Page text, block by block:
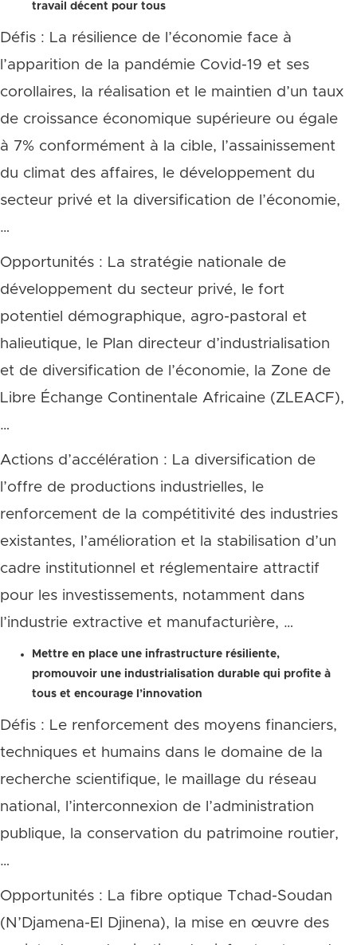
travail décent pour tous
Défis : La résilience de l’économie face à
l’apparition de la pandémie Covid-19 et ses
corollaires, la réalisation et le maintien d’un taux
de croissance économique supérieure ou égale
à 7% conformément à la cible, l’assainissement
du climat des affaires, le développement du
secteur privé et la diversification de l’économie,
…
Opportunités : La stratégie nationale de
développement du secteur privé, le fort
potentiel démographique, agro-pastoral et
halieutique, le Plan directeur d’industrialisation
et de diversification de l’économie, la Zone de
Libre Échange Continentale Africaine (ZLEACF),
…
Actions d’accélération : La diversification de
l’offre de productions industrielles, le
renforcement de la compétitivité des industries
existantes, l’amélioration et la stabilisation d’un
cadre institutionnel et réglementaire attractif
pour les investissements, notamment dans
l’industrie extractive et manufacturière, …
Mettre en place une infrastructure résiliente,
promouvoir une industrialisation durable qui profite à
tous et encourage l’innovation
Défis : Le renforcement des moyens financiers,
techniques et humains dans le domaine de la
recherche scientifique, le maillage du réseau
national, l’interconnexion de l’administration
publique, la conservation du patrimoine routier,
…
Opportunités : La fibre optique Tchad-Soudan
(N’Djamena-El Djinena), la mise en œuvre des